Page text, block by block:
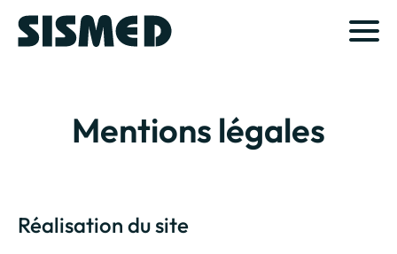
Mentions légales
Réalisation du site